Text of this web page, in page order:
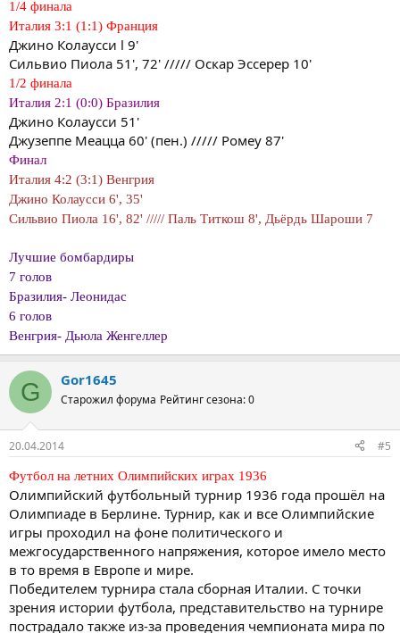
1/4 финала
Италия 3:1 (1:1) Франция
Джино Колаусси l 9'
Сильвио Пиола 51', 72' ///// Оскар Эссерер 10'
1/2 финала
Италия 2:1 (0:0) Бразилия
Джино Колаусси 51'
Джузеппе Меацца 60' (пен.) ///// Ромеу 87'
Финал
Италия 4:2 (3:1) Венгрия
Джино Колаусси 6', 35'
Сильвио Пиола 16', 82' ///// Паль Титкош 8', Дьёрдь Шароши 7
Лучшие бомбардиры
7 голов
Бразилия- Леонидас
6 голов
Венгрия- Дьюла Женгеллер
G Gor1645
Старожил форума Рейтинг сезона: 0
20.04.2014 #5
Футбол на летних Олимпийских играх 1936
Олимпийский футбольный турнир 1936 года прошёл на
Олимпиаде в Берлине. Турнир, как и все Олимпийские
игры проходил на фоне политического и
межгосударственного напряжения, которое имело место
в то время в Европе и мире.
Победителем турнира стала сборная Италии. С точки
зрения истории футбола, представительство на турнире
пострадало также из-за проведения чемпионата мира по